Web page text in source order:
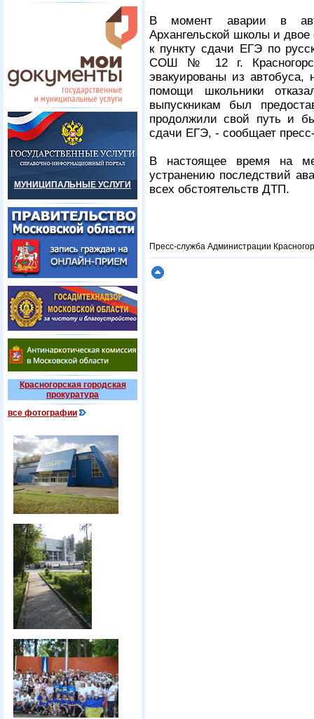
МУНИЦИПАЛЬНЫЕ УСЛУГИ
Красногорская городская
прокуратура
все фотографии
В момент аварии в
Архангельской школы и
к пункту сдачи ЕГЭ по
СОШ № 12 г.
эвакуированы из автобуса,
помощи школьники
выпускникам был
продолжили свой путь и
сдачи ЕГЭ, - сообщает
В настоящее время на
устранению последствий
всех обстоятельств ДТП.
Пресс-служба Администрации